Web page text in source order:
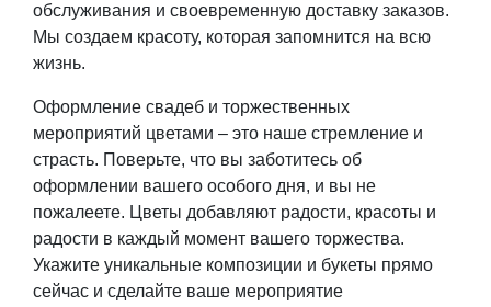
обслуживания и своевременную доставку заказов.
Мы создаем красоту, которая запомнится на всю
жизнь.
Оформление свадеб и торжественных
мероприятий цветами – это наше стремление и
страсть. Поверьте, что вы заботитесь об
оформлении вашего особого дня, и вы не
пожалеете. Цветы добавляют радости, красоты и
радости в каждый момент вашего торжества.
Укажите уникальные композиции и букеты прямо
сейчас и сделайте ваше мероприятие